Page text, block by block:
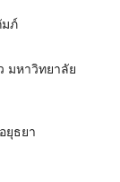
ภ์
มหาวิทยาลัย
ยุธยา